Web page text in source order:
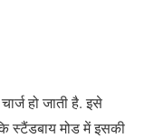
हो जाती है. इसे
स्टैंडबाय मोड में इसकी